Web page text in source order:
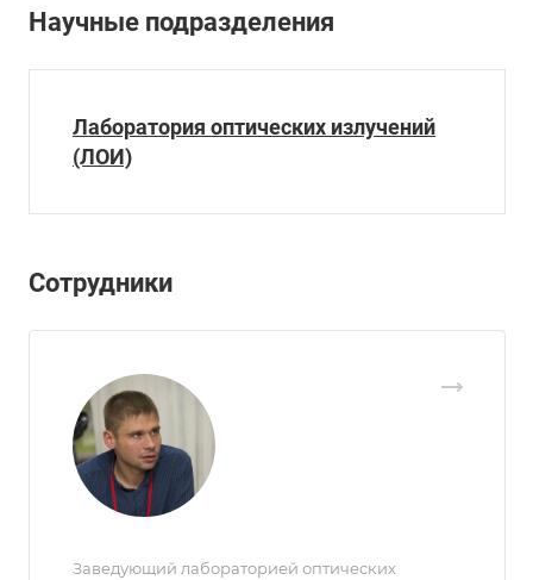
Научные подразделения
Лаборатория оптических излучений
(ЛОИ)
Сотрудники
Заведующий лабораторией оптических